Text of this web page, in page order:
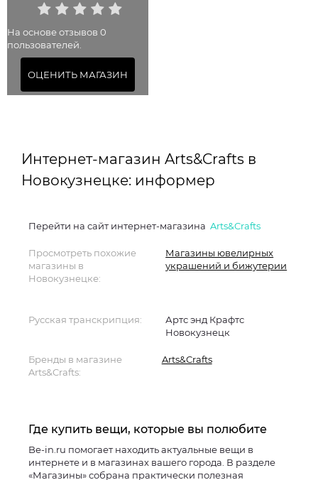
На основе отзывов 0
пользователей.
ОЦЕНИТЬ МАГАЗИН
Интернет-магазин Arts&Crafts в
Новокузнецке: информер
Перейти на сайт интернет-магазина Arts&Crafts
Просмотреть похожие
магазины в
Новокузнецке:
Магазины ювелирных
украшений и бижутерии
Русская транскрипция:
Артс энд Крафтс
Новокузнецк
Бренды в магазине
Arts&Crafts:
Arts&Crafts
Где купить вещи, которые вы полюбите
Be-in.ru помогает находить актуальные вещи в
интернете и в магазинах вашего города. В разделе
«Магазины» собрана практически полезная